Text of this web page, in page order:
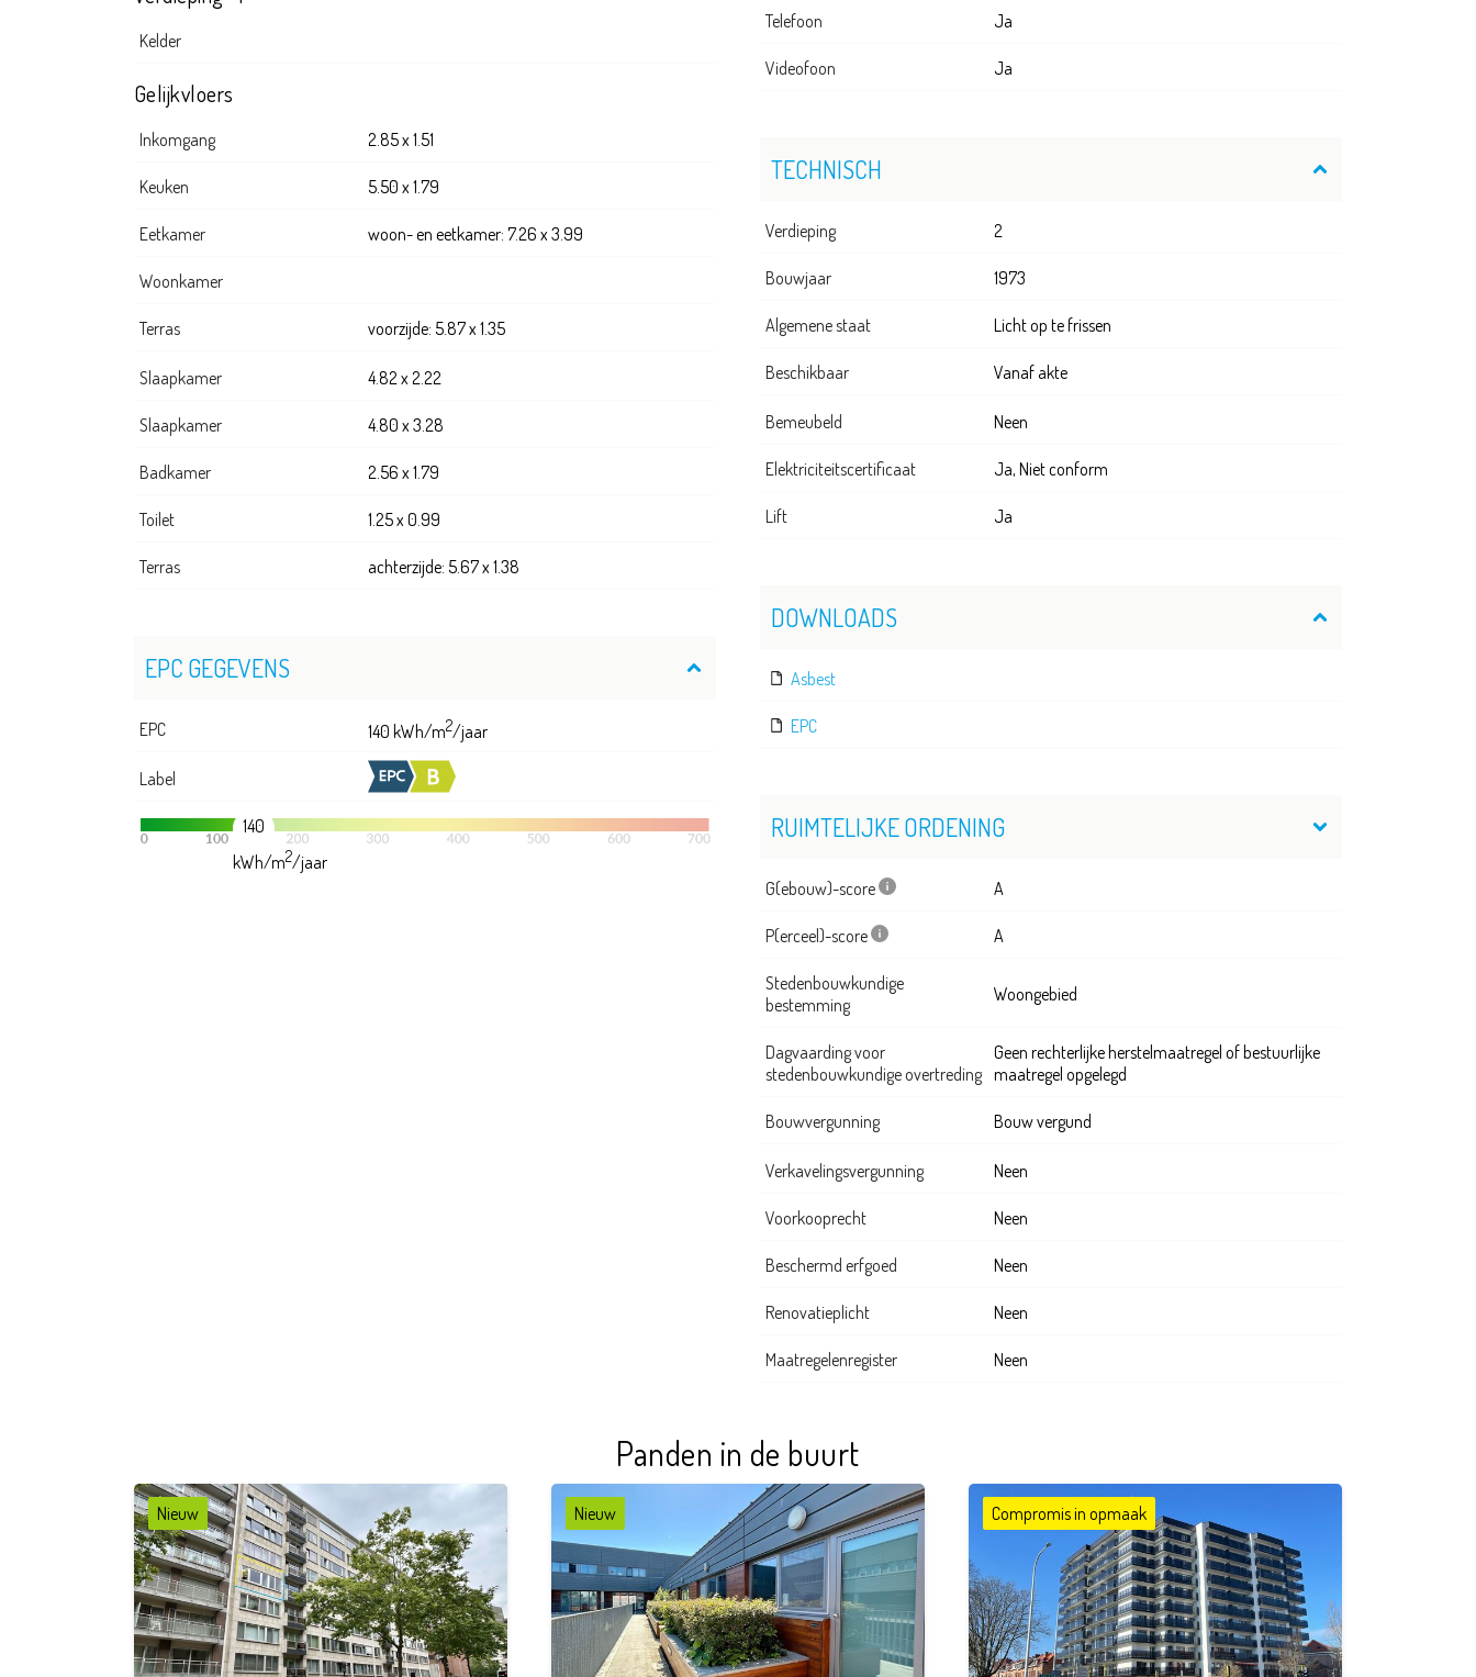
Kelder
Gelijkvloers
Inkomgang 2.85 x 1.51
Keuken 5.50 x 1.79
Eetkamer woon- en eetkamer: 7.26 x 3.99
Woonkamer
Terras voorzijde: 5.87 x 1.35
Slaapkamer 4.82 x 2.22
Slaapkamer 4.80 x 3.28
Badkamer 2.56 x 1.79
Toilet 1.25 x 0.99
Terras achterzijde: 5.67 x 1.38
EPC GEGEVENS
EPC 140 kWh/m2/jaar
Label
140
kWh/m2/jaar
Telefoon Ja
Videofoon Ja
TECHNISCH
Verdieping 2
Bouwjaar 1973
Algemene staat Licht op te frissen
Beschikbaar Vanaf akte
Bemeubeld Neen
Elektriciteitscertificaat Ja, Niet conform
Lift Ja
DOWNLOADS
Asbest
EPC
RUIMTELIJKE ORDENING
G(ebouw)-score A
P(erceel)-score A
Stedenbouwkundige
bestemming
Woongebied
Dagvaarding voor
stedenbouwkundige overtreding
Geen rechterlijke herstelmaatregel of bestuurlijke
maatregel opgelegd
Bouwvergunning Bouw vergund
Verkavelingsvergunning Neen
Voorkooprecht Neen
Beschermd erfgoed Neen
Renovatieplicht Neen
Maatregelenregister Neen
Panden in de buurt
Nieuw
2
1
89 m²
Nieuw
2
1
83 m²
Compromis in opmaak
1
1
62 m²